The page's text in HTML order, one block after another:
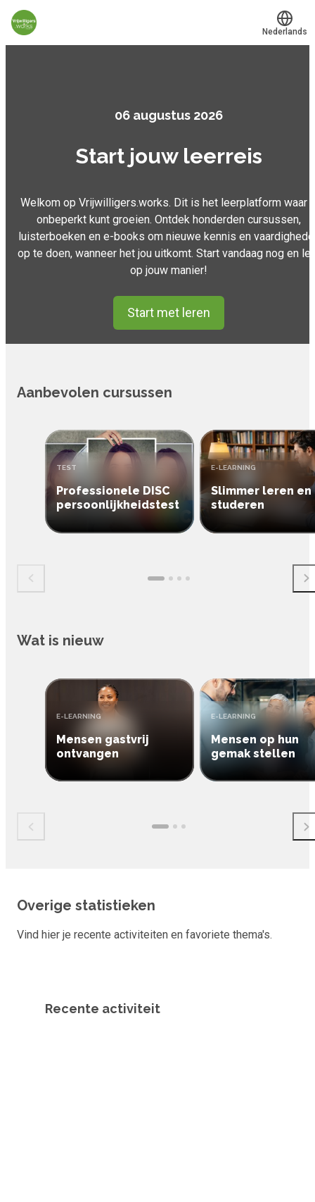
Mijn leerplek
Voucher verzilveren
Account en hulp
Meer
Nederlands
Start jouw leerreis
06 augustus 2026
Welkom op Vrijwilligers.works. Dit is het leerplatform waar
onbeperkt kunt groeien. Ontdek honderden cursussen,
luisterboeken en e-books om nieuwe kennis en
op te doen, wanneer het jou uitkomt. Start vandaag nog en
op jouw manier!
Start met leren
Aanbevolen cursussen
Professionele DISC
persoonlijkheidstest
TYPE:
TEST
Slimmer leren en
studeren
TYPE:
E-LEARNING
Wat is nieuw
Mensen gastvrij
ontvangen
TYPE:
E-LEARNING
Mensen op hun
gemak stellen
TYPE:
E-LEARNING
Overige statistieken
Vind hier je recente activiteiten en favoriete thema's.
Recente activiteit